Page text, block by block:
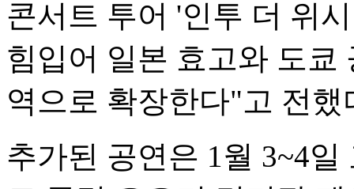
콘서트 투어 '인투 더 위
힘입어 일본 효고와 도쿄
역으로 확장한다"고 전했
추가된 공연은 1월 3~4일